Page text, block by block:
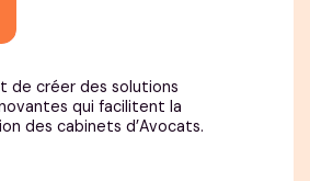
de créer des solutions
qui facilitent la
des cabinets d’Avocats.